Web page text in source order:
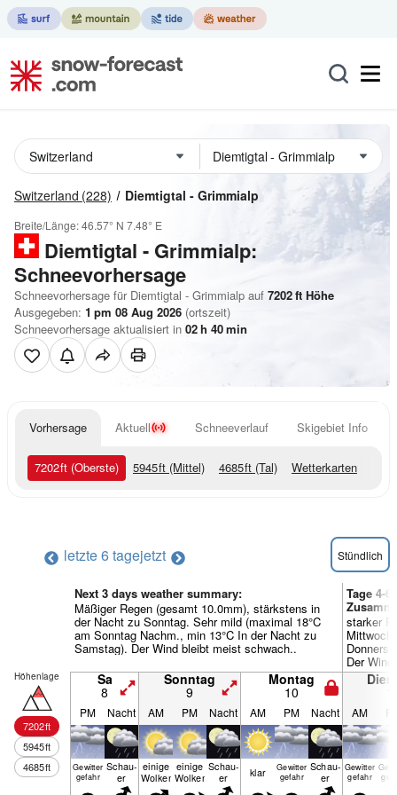
Switzerland (228) Diemtigtal - Grimmialp
Breite/Länge:46.57° N 7.48° E
Diemtigtal - Grimmialp:
Schneevorhersage
Schneevorhersage für Diemtigtal - Grimmialp auf 7202ft Höhe
Ausgegeben: 1 pm 08 Aug 2026 (ortszeit)
Schneevorhersage aktualisiert in 02h 40min
Vorhersage Aktuell Schneeverlauf Skigebiet Info
7202ft (Oberste) 5945ft (Mittel) 4685ft (Tal) Wetterkarten
letzte 6 tagejetzt Stündlich
Next 3 days weather summary:
Mäßiger Regen (gesamt 10.0mm), stärkstens in
der Nacht zu Sonntag. Sehr mild (maximal 18°C
am Sonntag Nachm., min 13°C In der Nacht zu
Samstag). Der Wind bleibt meist schwach..
Tage 4-
starker
Mittwoch
Der
Höhenlage
7202ft
5945ft
4685ft
Sa
8
Sonntag
9
Montag
10
PM Nacht AM PM Nacht AM PM Nacht AM
Gewitter
gefahr
Schau­
er
einige
Wolken
einige
Wolken
Schau­
er klar
Gewitter
gefahr
Schau­
er
Gewitter
gefahr